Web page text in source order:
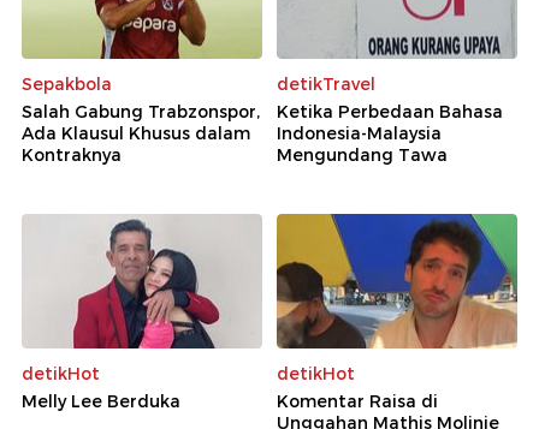
Sepakbola
Salah Gabung Trabzonspor,
Ada Klausul Khusus dalam
Kontraknya
detikTravel
Ketika Perbedaan Bahasa
Indonesia-Malaysia
Mengundang Tawa
detikHot
Melly Lee Berduka
detikHot
Komentar Raisa di
Unggahan Mathis Molinie